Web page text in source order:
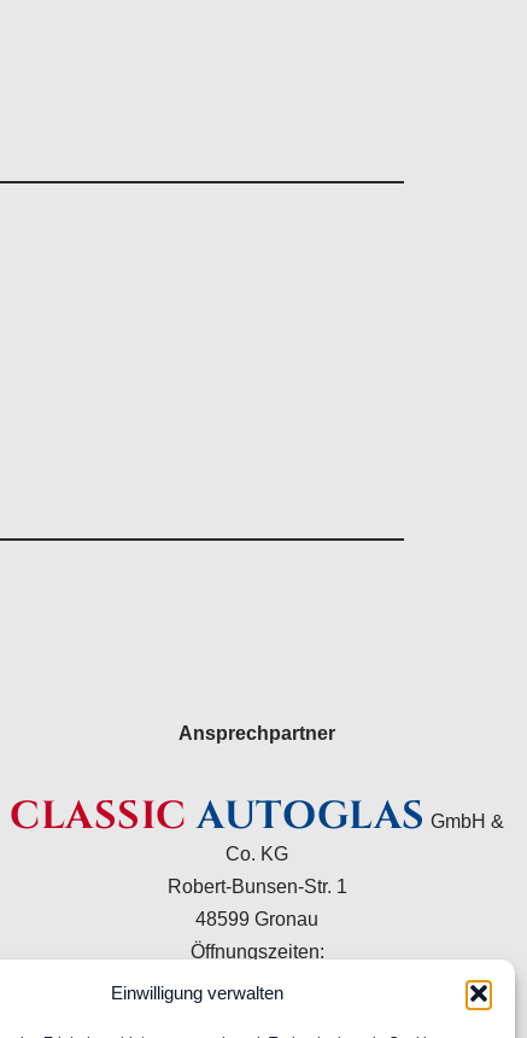
Einwilligung verwalten
Ansprechpartner
CLASSIC AUTOGLAS GmbH &
Co. KG
Robert-Bunsen-Str. 1
48599 Gronau
Öffnungszeiten:
Mo–Do 09:00–16:00 Uhr